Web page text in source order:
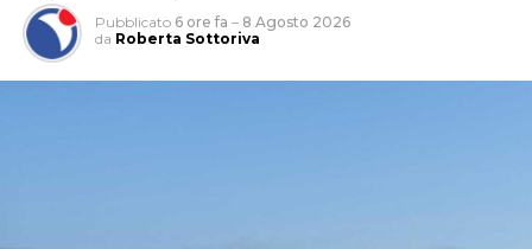
Pubblicato 6 ore fa – 8 Agosto 2026
da Roberta Sottoriva